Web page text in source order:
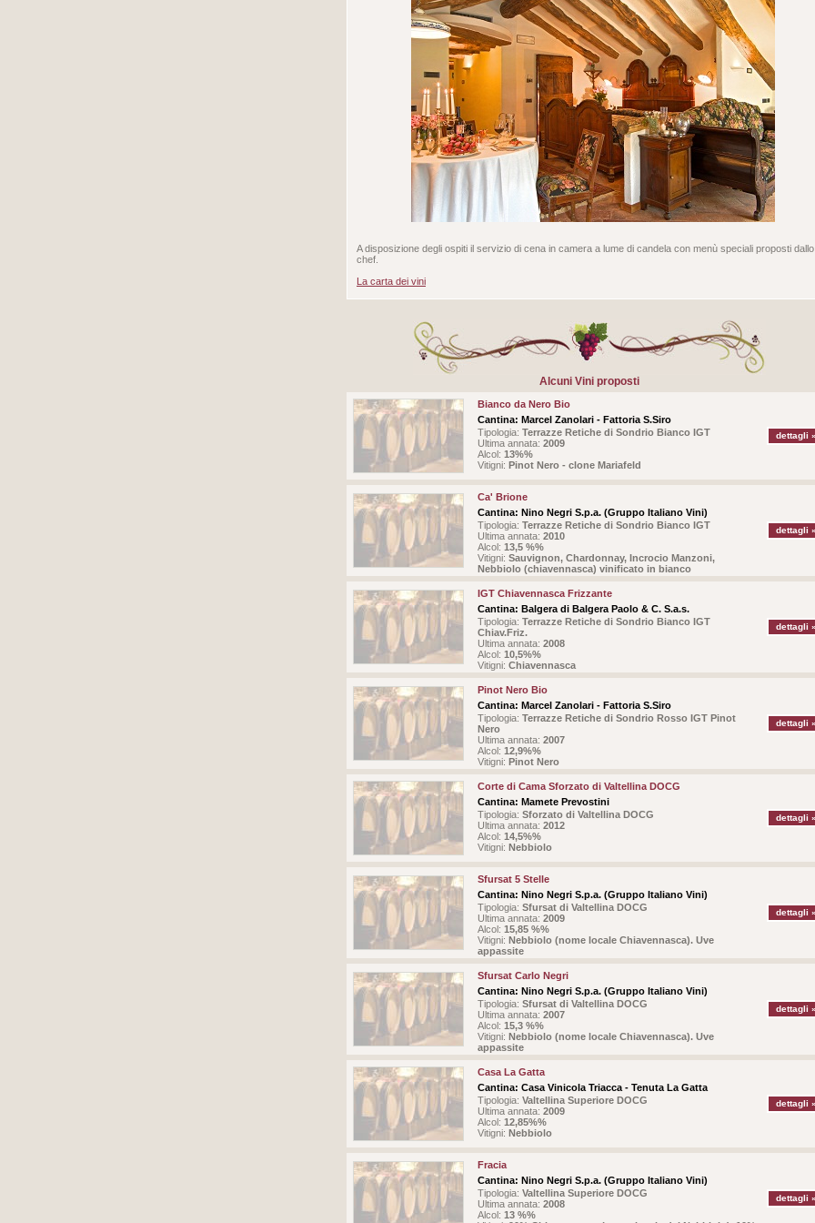
A disposizione degli ospiti il servizio di cena in camera a lume di candela con menù speciali proposti dallo
chef.
La carta dei vini
Alcuni Vini proposti
Bianco da Nero Bio
Cantina: Marcel Zanolari - Fattoria S.Siro
Tipologia: Terrazze Retiche di Sondrio Bianco IGT
Ultima annata: 2009
Alcol: 13%%
Vitigni: Pinot Nero - clone Mariafeld
dettagli
Ca' Brione
Cantina: Nino Negri S.p.a. (Gruppo Italiano Vini)
Tipologia: Terrazze Retiche di Sondrio Bianco IGT
Ultima annata: 2010
Alcol: 13,5 %%
Vitigni: Sauvignon, Chardonnay, Incrocio Manzoni,
Nebbiolo (chiavennasca) vinificato in bianco
dettagli
IGT Chiavennasca Frizzante
Cantina: Balgera di Balgera Paolo & C. S.a.s.
Tipologia: Terrazze Retiche di Sondrio Bianco IGT
Chiav.Friz.
Ultima annata: 2008
Alcol: 10,5%%
Vitigni: Chiavennasca
dettagli
Pinot Nero Bio
Cantina: Marcel Zanolari - Fattoria S.Siro
Tipologia: Terrazze Retiche di Sondrio Rosso IGT Pinot
Nero
Ultima annata: 2007
Alcol: 12,9%%
Vitigni: Pinot Nero
dettagli
Corte di Cama Sforzato di Valtellina DOCG
Cantina: Mamete Prevostini
Tipologia: Sforzato di Valtellina DOCG
Ultima annata: 2012
Alcol: 14,5%%
Vitigni: Nebbiolo
dettagli
Sfursat 5 Stelle
Cantina: Nino Negri S.p.a. (Gruppo Italiano Vini)
Tipologia: Sfursat di Valtellina DOCG
Ultima annata: 2009
Alcol: 15,85 %%
Vitigni: Nebbiolo (nome locale Chiavennasca). Uve
appassite
dettagli
Sfursat Carlo Negri
Cantina: Nino Negri S.p.a. (Gruppo Italiano Vini)
Tipologia: Sfursat di Valtellina DOCG
Ultima annata: 2007
Alcol: 15,3 %%
Vitigni: Nebbiolo (nome locale Chiavennasca). Uve
appassite
dettagli
Casa La Gatta
Cantina: Casa Vinicola Triacca - Tenuta La Gatta
Tipologia: Valtellina Superiore DOCG
Ultima annata: 2009
Alcol: 12,85%%
Vitigni: Nebbiolo
dettagli
Fracia
Cantina: Nino Negri S.p.a. (Gruppo Italiano Vini)
Tipologia: Valtellina Superiore DOCG
Ultima annata: 2008
Alcol: 13 %%
dettagli